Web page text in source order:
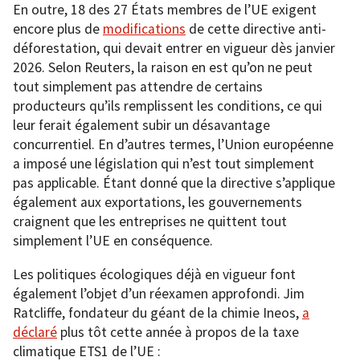
En outre, 18 des 27 États membres de l’UE exigent
encore plus de modifications de cette directive anti-
déforestation, qui devait entrer en vigueur dès janvier
2026. Selon Reuters, la raison en est qu’on ne peut
tout simplement pas attendre de certains
producteurs qu’ils remplissent les conditions, ce qui
leur ferait également subir un désavantage
concurrentiel. En d’autres termes, l’Union européenne
a imposé une législation qui n’est tout simplement
pas applicable. Étant donné que la directive s’applique
également aux exportations, les gouvernements
craignent que les entreprises ne quittent tout
simplement l’UE en conséquence.
Les politiques écologiques déjà en vigueur font
également l’objet d’un réexamen approfondi. Jim
Ratcliffe, fondateur du géant de la chimie Ineos, a
déclaré plus tôt cette année à propos de la taxe
climatique ETS1 de l’UE :